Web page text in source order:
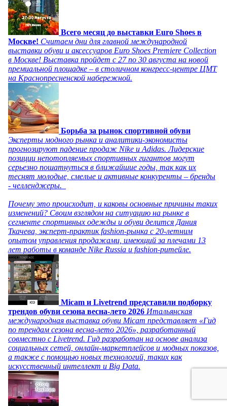
Всего месяц до выставки Euro Shoes в
Москве! Считаем дни для главной международной
выставки обуви и аксессуаров Euro Shoes Premiere Collection
в Москве! Выставка пройдет с 27 по 30 августа на новой
премиальной площадке – в столичном конгресс-центре ЦМТ
на Краснопресненской набережной.
Борьба за рынок спортивной обуви
Эксперты модного рынка и аналитики-экономисты
прогнозируют падение продаж Nike и Adidas. Лидерские
позиции непотопляемых спортивных гигантов могут
серьезно пошатнуться в ближайшие годы, так как их
теснят молодые, смелые и активные конкуренты – бренды
- челленджеры.
Почему это происходит, и каковы основные причины таких
изменений? Своим взглядом на ситуацию на рынке в
сегменте спортивных одежды и обуви делится Дания
Ткачева, эксперт-практик fashion-рынка с 20-летним
опытом управления продажами, имеющий за плечами 13
лет работы в команде Nike Russia и fashion-ритейле.
Micam и Livetrend представили подборку
трендов обуви сезона весна-лето 2026 Итальянская
международная выставка обуви Micam представляет «Гид
по трендам сезона весна-лето 2026», разработанный
совместно с Livetrend. Гид разработан на основе анализа
социальных сетей, онлайн-маркетплейсов и модных показов,
а также с помощью новых технологий, таких как
искусственный интеллект и Big Data.